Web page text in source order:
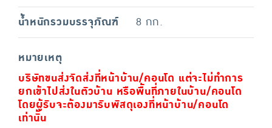
น้ำหนักรวมบรรจุภัณฑ์ 8 กก.
หมายเหตุ
บริษัทขนส่งจัดส่งที่หน้าบ้าน/คอนโด แต่จะไม่ทำการ
ยกเข้าไปส่งในตัวบ้าน หรือพื้นที่ภายในบ้าน/คอนโด
โดยผู้รับจะต้องมารับพัสดุเองที่หน้าบ้าน/คอนโด
เท่านั้น